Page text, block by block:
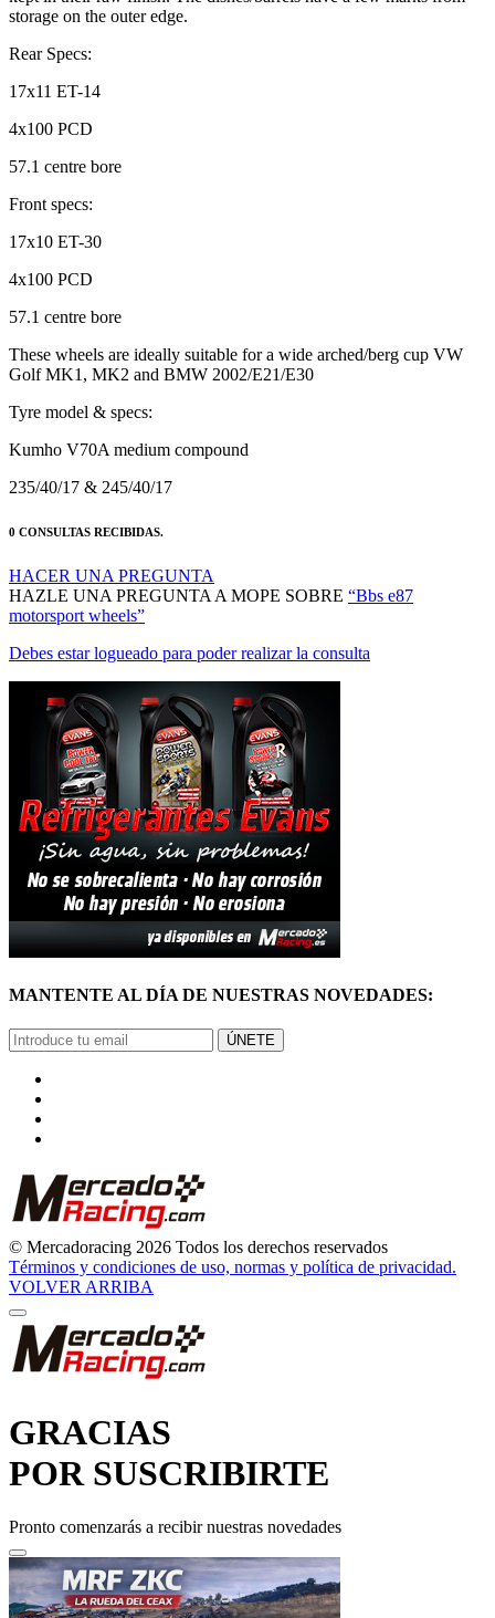
Rear Specs:
17x11 ET-14
4x100 PCD
57.1 centre bore
Front specs:
17x10 ET-30
4x100 PCD
57.1 centre bore
These wheels are ideally suitable for a wide arched/berg cup VW
Golf MK1, MK2 and BMW 2002/E21/E30
Tyre model & specs:
Kumho V70A medium compound
235/40/17 & 245/40/17
HAZLE UNA PREGUNTA A MOPE SOBRE
motorsport wheels”
Debes estar logueado para poder realizar la consulta
© Mercadoracing 2026 Todos los derechos reservados
Términos y condiciones de uso, normas y política de privacidad.
VOLVER ARRIBA
POR SUSCRIBIRTE